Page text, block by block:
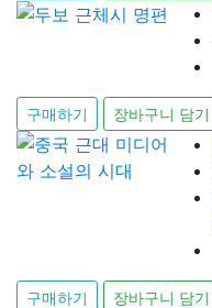
구매하기 장바구니 담기
구매하기 장바구니 담기